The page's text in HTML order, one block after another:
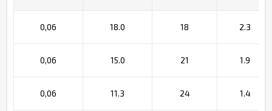
0,06 18.0 18 2.3
0,06 15.0 21 1.9
0,06 11.3 24 1.4